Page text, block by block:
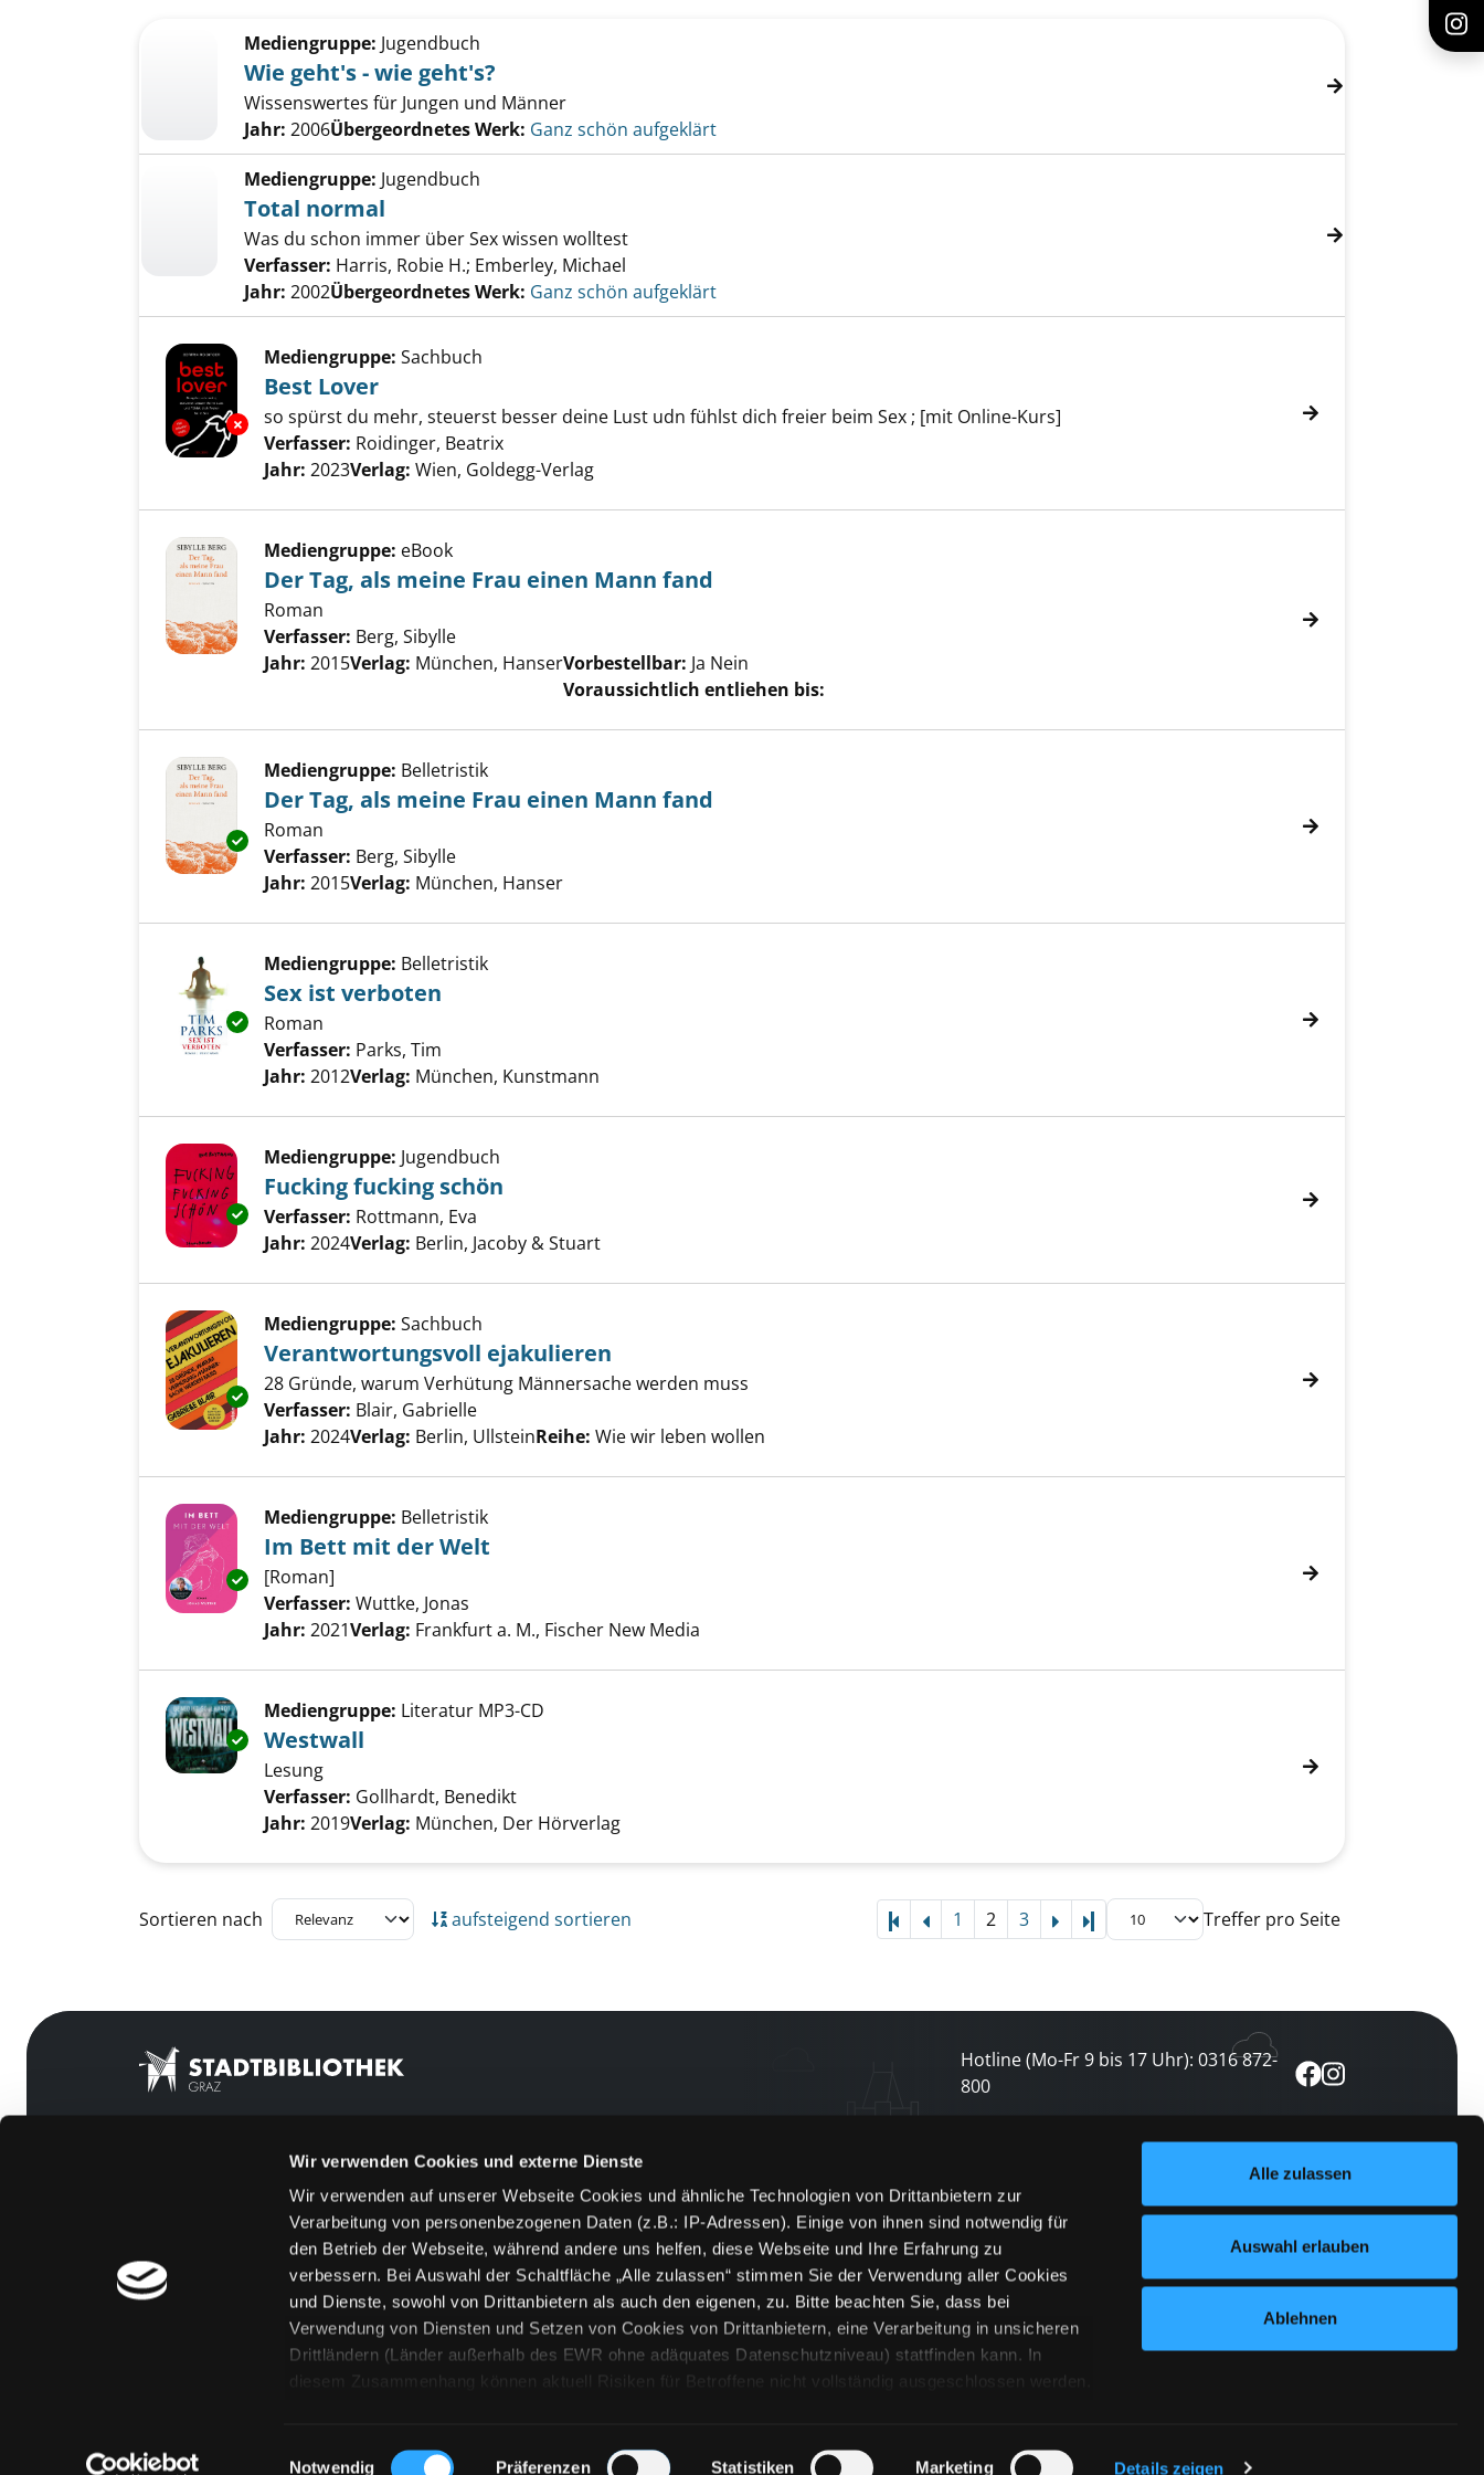
Wir verwenden Cookies und externe Dienste
Wir verwenden auf unserer Webseite Cookies und ähnliche Technologien von Drittanbietern zur
Verarbeitung von personenbezogenen Daten (z.B.: IP-Adressen). Einige von ihnen sind notwendig für
den Betrieb der Webseite, während andere uns helfen, diese Webseite und Ihre Erfahrung zu
verbessern. Bei Auswahl der Schaltfläche „Alle zulassen“ stimmen Sie der Verwendung aller Cookies
und Dienste, sowohl von Drittanbietern als auch den eigenen, zu. Bitte beachten Sie, dass bei
Verwendung von Diensten und Setzen von Cookies von Drittanbietern, eine Verarbeitung in unsicheren
Drittländern (Länder außerhalb des EWR ohne adäquates Datenschutzniveau) stattfinden kann. In
diesem Zusammenhang können aktuell Risiken für Betroffene nicht vollständig ausgeschlossen werden.
„Details zeigen“ finden Sie Erklärungen zu den verschiedenen Kategorien von Cookies und ähnlichen
Einwilligungsauswahl
Notwendig Präferenzen Statistiken Marketing Details zeigen
Alle zulassen
Auswahl erlauben
Ablehnen
Zu den Suchfiltern springen
Mediengruppe: Jugendbuch
Wie geht's - wie geht's?
Wissenswertes für Jungen und Männer
Jahr: 2006Übergeordnetes Werk: Ganz schön aufgeklärt
Mediengruppe: Jugendbuch
Total normal
Was du schon immer über Sex wissen wolltest
Verfasser: Harris, Robie H.; Emberley, Michael
Jahr: 2002Übergeordnetes Werk: Ganz schön aufgeklärt
Exemplar-Details von Best Lover anzeigen
Mediengruppe: Sachbuch
Best Lover
so spürst du mehr, steuerst besser deine Lust udn fühlst dich freier beim Sex ; [mit Online-Kurs]
Verfasser: Roidinger, Beatrix
Jahr: 2023Verlag: Wien, Goldegg-Verlag
Mediengruppe: eBook
Der Tag, als meine Frau einen Mann fand
Roman
Verfasser: Berg, Sibylle
Jahr: 2015Verlag: München, HanserVorbestellbar: Ja Nein
Voraussichtlich entliehen bis:
Exemplar-Details von Der Tag, als meine Frau einen Mann fand anzeigen
Mediengruppe: Belletristik
Der Tag, als meine Frau einen Mann fand
Roman
Verfasser: Berg, Sibylle
Jahr: 2015Verlag: München, Hanser
Exemplar-Details von Sex ist verboten anzeigen
Mediengruppe: Belletristik
Sex ist verboten
Roman
Verfasser: Parks, Tim
Jahr: 2012Verlag: München, Kunstmann
Exemplar-Details von Fucking fucking schön anzeigen
Mediengruppe: Jugendbuch
Fucking fucking schön
Verfasser: Rottmann, Eva
Jahr: 2024Verlag: Berlin, Jacoby & Stuart
Exemplar-Details von Verantwortungsvoll ejakulieren anzeigen
Mediengruppe: Sachbuch
Verantwortungsvoll ejakulieren
28 Gründe, warum Verhütung Männersache werden muss
Verfasser: Blair, Gabrielle
Jahr: 2024Verlag: Berlin, UllsteinReihe: Wie wir leben wollen
Exemplar-Details von Im Bett mit der Welt anzeigen
Mediengruppe: Belletristik
Im Bett mit der Welt
[Roman]
Verfasser: Wuttke, Jonas
Jahr: 2021Verlag: Frankfurt a. M., Fischer New Media
Exemplar-Details von Westwall anzeigen
Mediengruppe: Literatur MP3-CD
Westwall
Lesung
Verfasser: Gollhardt, Benedikt
Jahr: 2019Verlag: München, Der Hörverlag
Zu den Suchfiltern springen
Sortieren nach aufsteigend sortieren 1 2 3 Letzte Seite Treffer pro Seite
Hotline (Mo-Fr 9 bis 17 Uhr): 0316 872-
800
[kju:b]
Feedback
Kontakt
Über uns
Jobs
Medienwunsch
FAQs
Newsletter abonnieren
und keine Veranstaltung verpassen
jetzt abonnieren